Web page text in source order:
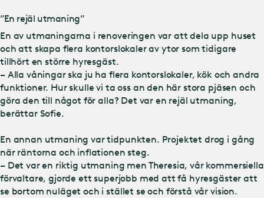
”En rejäl utmaning”
En av utmaningarna i renoveringen var att dela upp huset
och att skapa flera kontorslokaler av ytor som tidigare
tillhört en större hyresgäst.
– Alla våningar ska ju ha flera kontorslokaler, kök och andra
funktioner. Hur skulle vi ta oss an den här stora pjäsen och
göra den till något för alla? Det var en rejäl utmaning,
berättar Sofie.
En annan utmaning var tidpunkten. Projektet drog i gång
när räntorna och inflationen steg.
– Det var en riktig utmaning men Theresia, vår kommersiella
förvaltare, gjorde ett superjobb med att få hyresgäster att
se bortom nuläget och i stället se och förstå vår vision.